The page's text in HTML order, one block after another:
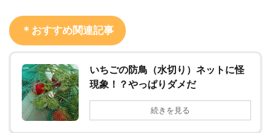
＊おすすめ関連記事
いちごの防鳥（水切り）ネットに怪
現象！？やっぱりダメだ
続きを見る